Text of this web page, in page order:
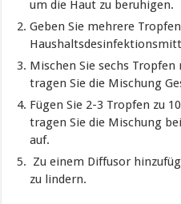
um die Haut zu beruhigen.
Geben Sie mehrere
Mischen Sie sechs
tragen Sie die Mischung
Fügen Sie 2-3 Tropfen zu
tragen Sie die Mischung
auf.
Zu einem Diffusor
zu lindern.